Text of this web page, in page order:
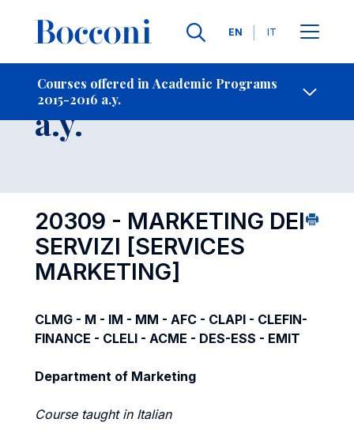
Languages
EN IT
Courses offered in Academic Programs
2015-2016 a.y.
- Contact Us
Course 2015-2016
a.y.
20309 - MARKETING DEI
SERVIZI [SERVICES
MARKETING]
CLMG - M - IM - MM - AFC - CLAPI - CLEFIN-
FINANCE - CLELI - ACME - DES-ESS - EMIT
Department of Marketing
Course taught in Italian